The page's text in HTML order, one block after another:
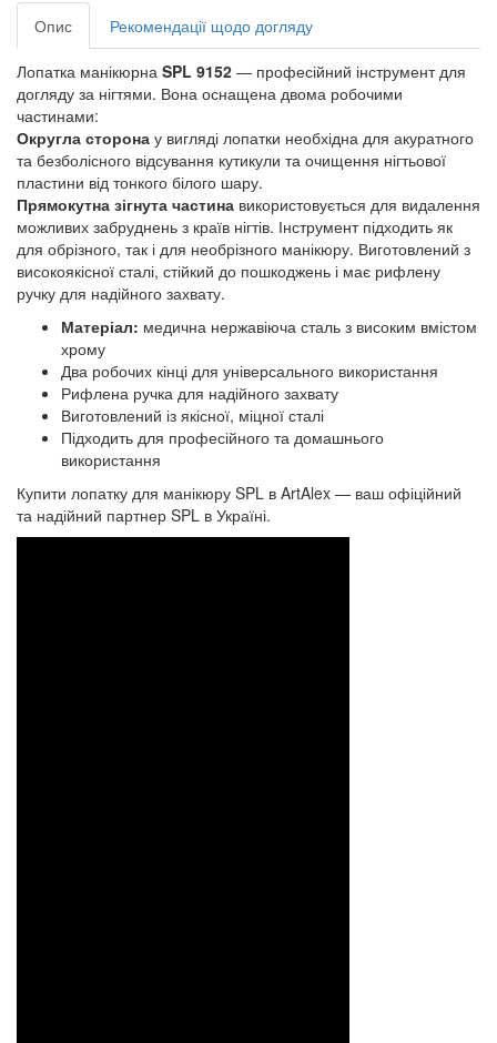
Опис Рекомендації щодо догляду
Лопатка манікюрна SPL 9152 — професійний інструмент для
догляду за нігтями. Вона оснащена двома робочими
частинами:
Округла сторона у вигляді лопатки необхідна для акуратного
та безболісного відсування кутикули та очищення нігтьової
пластини від тонкого білого шару.
Прямокутна зігнута частина використовується для видалення
можливих забруднень з країв нігтів. Інструмент підходить як
для обрізного, так і для необрізного манікюру. Виготовлений з
високоякісної сталі, стійкий до пошкоджень і має рифлену
ручку для надійного захвату.
Матеріал: медична нержавіюча сталь з високим вмістом
хрому
Два робочих кінці для універсального використання
Рифлена ручка для надійного захвату
Виготовлений із якісної, міцної сталі
Підходить для професійного та домашнього
використання
Купити лопатку для манікюру SPL в ArtAlex — ваш офіційний
та надійний партнер SPL в Україні.